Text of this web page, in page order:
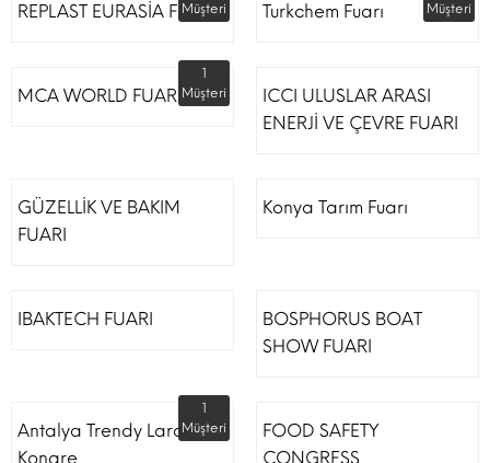
REPLAST EURASİA FUARI
Müşteri
Turkchem Fuarı
Müşteri
MCA WORLD FUARI
1
Müşteri
ICCI ULUSLAR ARASI
ENERJİ VE ÇEVRE FUARI
GÜZELLİK VE BAKIM
FUARI
Konya Tarım Fuarı
IBAKTECH FUARI
BOSPHORUS BOAT
SHOW FUARI
Antalya Trendy Lara Otel
Kongre
1
Müşteri
FOOD SAFETY
CONGRESS